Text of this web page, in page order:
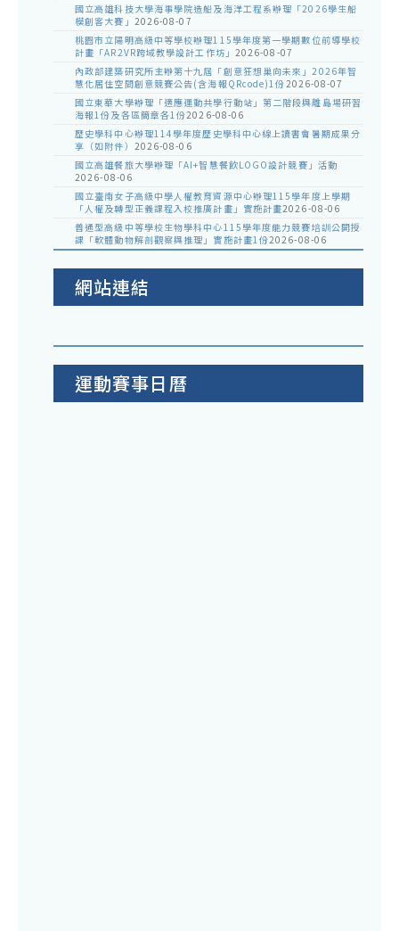
國立高雄科技大學海事學院造船及海洋工程系辦理「2026學生船
模創客大賽」 2026-08-07
桃園市立陽明高級中等學校辦理115學年度第一學期數位前導學校
計畫「AR2VR跨域教學設計工作坊」 2026-08-07
內政部建築研究所主辦第十九屆「創意狂想巢向未來」2026年智
慧化居住空間創意競賽公告(含海報QRcode)1份2026-08-07
國立東華大學辦理「適應運動共學行動站」第二階段與離島場研習
海報1份及各區簡章各1份2026-08-06
歷史學科中心辦理114學年度歷史學科中心線上讀書會暑期成果分
享（如附件） 2026-08-06
國立高雄餐旅大學辦理「AI+智慧餐飲LOGO設計競賽」活動
2026-08-06
國立臺南女子高級中學人權教育資源中心辦理115學年度上學期
「人權及轉型正義課程入校推廣計畫」實施計畫2026-08-06
普通型高級中等學校生物學科中心115學年度能力競賽培訓公開授
課「軟體動物解剖觀察與推理」實施計畫1份2026-08-06
網站連結
運動賽事日曆